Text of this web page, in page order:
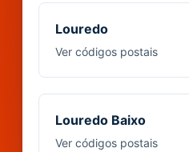
Louredo
Ver códigos postais
Louredo Baixo
Ver códigos postais